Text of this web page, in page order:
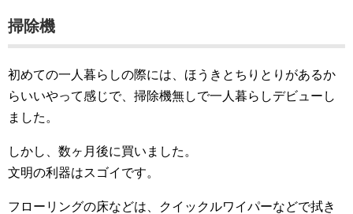
掃除機
初めての一人暮らしの際には、ほうきとちりとりがあるか
らいいやって感じで、掃除機無しで一人暮らしデビューし
ました。
しかし、数ヶ月後に買いました。
文明の利器はスゴイです。
フローリングの床などは、クイックルワイパーなどで拭き